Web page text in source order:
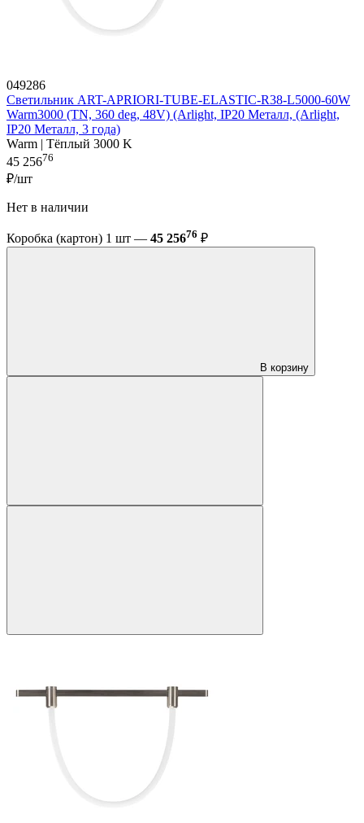
049286
Светильник ART-APRIORI-TUBE-ELASTIC-R38-L5000-60W
Warm3000 (TN, 360 deg, 48V) (Arlight, IP20 Металл, (Arlight,
IP20 Металл, 3 года)
Warm | Тёплый 3000 K
45 25676
₽/шт
Нет в наличии
Коробка (картон) 1 шт — 45 25676 ₽
В корзину